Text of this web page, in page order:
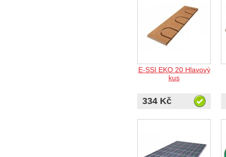
E-SSI EKO 20 Hlavový
kus
334 Kč